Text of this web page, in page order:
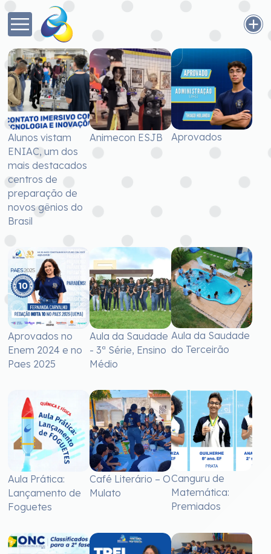
Alunos vistam
ENIAC, um dos
mais destacados
centros de
preparação de
novos gênios do
Brasil
Animecon ESJB Aprovados
Aprovados no
Enem 2024 e no
Paes 2025
Aula da Saudade
- 3ª Série, Ensino
Médio
Aula da Saudade
do Terceirão
Aula Prática:
Lançamento de
Foguetes
Café Literário – O
Mulato
Canguru de
Matemática:
Premiados